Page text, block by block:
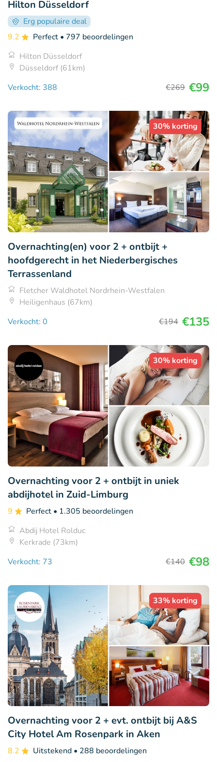
Hilton Düsseldorf
Erg populaire deal
9.2
Perfect • 797 beoordelingen
Hilton Düsseldorf
Düsseldorf (61km)
Verkocht: 388
€269 €99
30% korting
Overnachting(en) voor 2 + ontbijt +
hoofdgerecht in het Niederbergisches
Terrassenland
Fletcher Waldhotel Nordrhein-Westfalen
Heiligenhaus (67km)
Verkocht: 0
€194 €135
30% korting
Overnachting voor 2 + ontbijt in uniek
abdijhotel in Zuid-Limburg
9 Perfect • 1.305 beoordelingen
Abdij Hotel Rolduc
Kerkrade (73km)
Verkocht: 73
€140 €98
33% korting
Overnachting voor 2 + evt. ontbijt bij A&S
City Hotel Am Rosenpark in Aken
8.2 Uitstekend • 288 beoordelingen